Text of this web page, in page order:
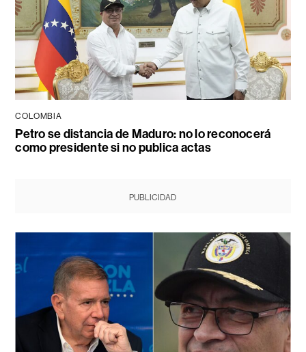
COLOMBIA
Petro se distancia de Maduro: no lo reconocerá
como presidente si no publica actas
PUBLICIDAD